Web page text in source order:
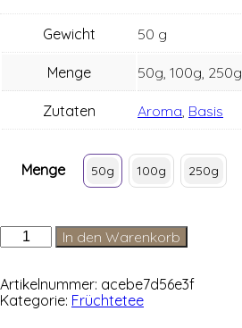
Gewicht 50 g
Menge 50g, 100g, 250g
Zutaten Aroma Basis
Menge 50g 100g 250g
Vanille-
Sahne
In den Warenkorb
Artikelnummer: acebe7d56e3f
Kategorie: Früchtetee